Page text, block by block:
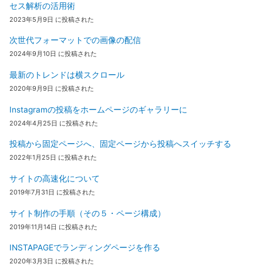
セス解析の活用術
2023年5月9日 に投稿された
次世代フォーマットでの画像の配信
2024年9月10日 に投稿された
最新のトレンドは横スクロール
2020年9月9日 に投稿された
Instagramの投稿をホームページのギャラリーに
2024年4月25日 に投稿された
投稿から固定ページへ、固定ページから投稿へスイッチする
2022年1月25日 に投稿された
サイトの高速化について
2019年7月31日 に投稿された
サイト制作の手順（その５・ページ構成）
2019年11月14日 に投稿された
INSTAPAGEでランディングページを作る
2020年3月3日 に投稿された